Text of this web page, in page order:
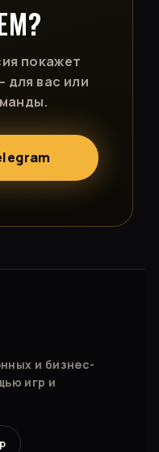
покажет
для вас или
и бизнес-
игр и